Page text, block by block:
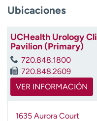
Ubicaciones
UCHealth Urology
Pavilion (Primary)
720.848.1800
720.848.2609
VER INFORMACIÓN
1635 Aurora Court